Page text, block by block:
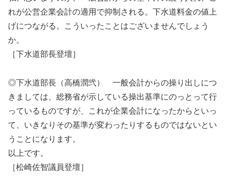
れが公営企業会計の適用で抑制される。下水道料金の値上
げにつながる。こういったことはございませんでしょう
か。
［下水道部長登壇］
◎下水道部長（高橋潤弐） 一般会計からの操り出しにつ
きましては、総務省が示している操出基準にのっとって行
っているものですが、これが企業会計になったからといっ
て、いきなりその基準が変わったりするものではないとい
うことになります。
以上です。
［松崎佐智議員登壇］